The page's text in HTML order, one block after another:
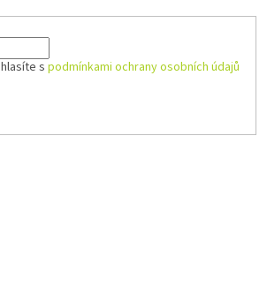
s podmínkami ochrany osobních údajů